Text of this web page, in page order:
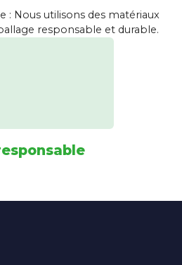
: Nous utilisons des matériaux
responsable et durable.